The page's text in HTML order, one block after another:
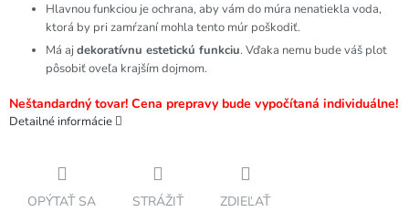
Hlavnou funkciou je ochrana, aby vám do múra nenatiekla voda,
ktorá by pri zamŕzaní mohla tento múr poškodiť.
Má ajdekoratívnu estetickú funkciu. Vďaka nemu bude váš plot
pôsobiť oveľa krajším dojmom.
Neštandardný tovar! Cena prepravy bude vypočítaná individuálne!
Detailné informácie
OPÝTAŤ SA STRÁŽIŤ ZDIEĽAŤ